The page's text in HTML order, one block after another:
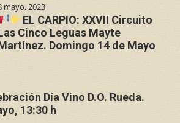
mayo, 2023
EL CARPIO: XXVII Circuito
Cinco Leguas Mayte
Domingo 14 de Mayo
Día Vino D.O. Rueda.
13:30 h